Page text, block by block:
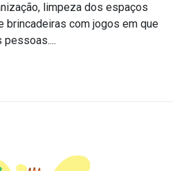
limpeza dos espaços
brincadeiras com jogos em que
pessoas....